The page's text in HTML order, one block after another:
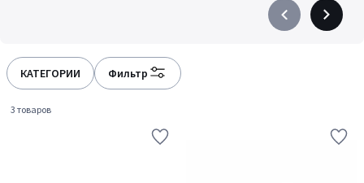
PrécédentSuivant
КАТЕГОРИИ Фильтр
3 товаров